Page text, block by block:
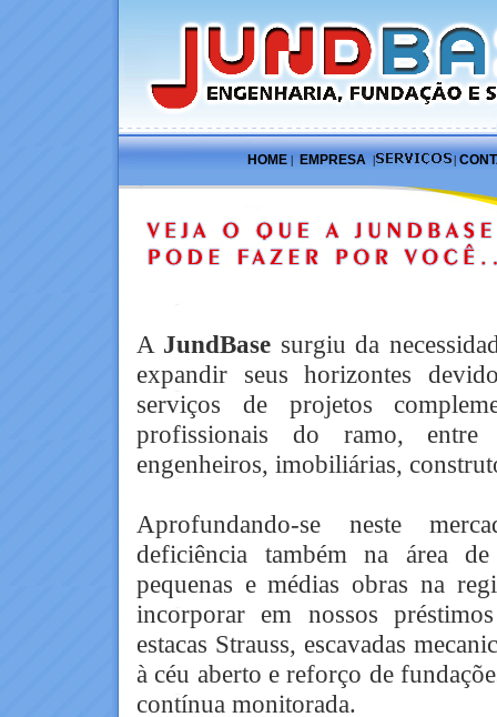
HOME EMPRESA
A JundBase surgiu da
expandir seus horizontes
serviços de projetos
profissionais do ramo, entre
engenheiros, imobiliárias,
Aprofundando-se neste
deficiência também na área
pequenas e médias obras na
incorporar em nossos
estacas Strauss, escavadas
à céu aberto e reforço de
contínua monitorada.